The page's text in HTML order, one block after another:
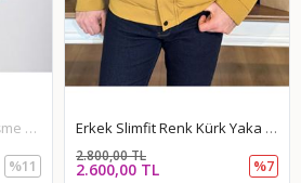
Termal Kaplama Spor Şişme Mont-Siyah
%11
Erkek Slimfit Renk Kürk Yaka Mont-Hardal
2.600,00 TL
2.800,00 TL
%7